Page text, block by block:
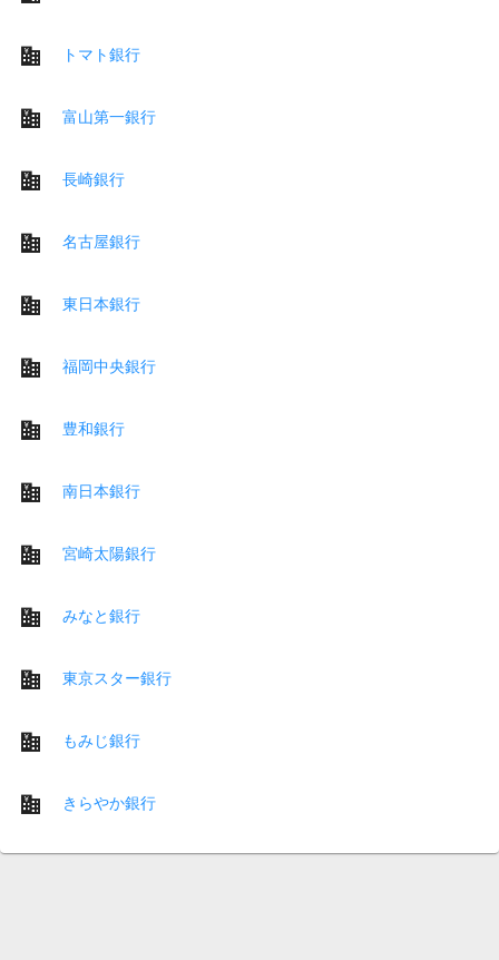
トマト銀行
富山第一銀行
長崎銀行
名古屋銀行
東日本銀行
福岡中央銀行
豊和銀行
南日本銀行
宮崎太陽銀行
みなと銀行
東京スター銀行
もみじ銀行
きらやか銀行